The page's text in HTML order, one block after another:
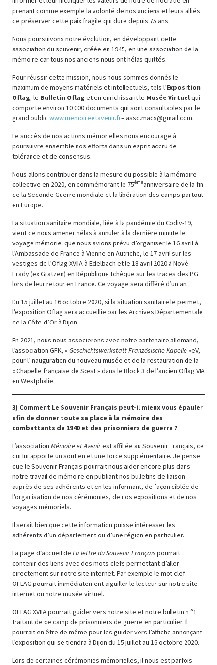
prenant comme exemple la volonté de nos anciens et leurs alliés
de préserver cette paix fragile qui dure depuis 75 ans.
Nous poursuivons notre évolution, en développant cette
association du souvenir, créée en 1945, en une association de la
mémoire car tous nos anciens nous ont hélas quittés.
Pour réussir cette mission, nous nous sommes donnés le
maximum de moyens matériels et intellectuels, tels l’Exposition
Oflag, le Bulletin Oflag et en enrichissant le Musée Virtuelqui
comporte environ 10 000 documents qui sont consultables par le
grand public www.memoireetavenir.fr–asso.macs@gmail.com.
Le succès de nos actions mémorielles nous encourage à
poursuivre ensemble nos efforts dans un esprit accru de
tolérance et de consensus.
Nous allons contribuer dans la mesure du possible à la mémoire
collective en 2020, en commémorant le 75èmeanniversaire de la fin
de la Seconde Guerre mondiale et la libération des camps partout
en Europe.
La situation sanitaire mondiale, liée à la pandémie du Codiv-19,
vient de nous amener hélas à annuler à la dernière minute le
voyage mémoriel que nous avions prévu d’organiser le 16 avril à
l’Ambassade de France à Vienne en Autriche, le 17 avril sur les
vestiges de l’Oflag XVIIA à Edelbach et le 18 avril 2020 à Nové
Hrady (ex Gratzen) en République tchèque sur les traces des PG
lors de leur retour en France. Ce voyage sera différé d’un an.
Du 15 juillet au 16 octobre 2020, si la situation sanitaire le permet,
l’exposition Oflag sera accueillie par les Archives Départementale
de la Côte-d’Or à Dijon.
En 2021, nous nous associerons avec notre partenaire allemand,
l’association GFK, « Geschichtswerkstatt Französische Kapelle »eV,
pour l’inauguration du nouveau musée et de la restauration de la
« Chapelle française de Sœst » dans le Block 3 de l’ancien Oflag VIA
en Westphalie.
3) Comment Le Souvenir Français peut-il mieux vous épauler
afin de donner toute sa place à la mémoire des
combattants de 1940 et des prisonniers de guerre ?
L’association Mémoire et Avenirest affiliée au Souvenir Français, ce
qui lui apporte un soutien et une force supplémentaire. Je pense
que le Souvenir Français pourrait nous aider encore plus dans
notre travail de mémoire en publiant nos bulletins de liaison
auprès de ses adhérents et en les informant, de façon ciblée de
l’organisation de nos cérémonies, de nos expositions et de nos
voyages mémoriels.
Il serait bien que cette information puisse intéresser les
adhérents d’un département ou d’une région en particulier.
La page d’accueil de La lettre du Souvenir Français pourrait
contenir des liens avec des mots-clefs permettant d’aller
directement sur notre site internet. Par exemple le mot clef
OFLAG pourrait immédiatement aiguiller le lecteur sur notre site
internet ou notre musée virtuel.
OFLAG XVIIA pourrait guider vers notre site et notre bulletin n °1
traitant de ce camp de prisonniers de guerre en particulier. Il
pourrait en être de même pour les guider vers l’affiche annonçant
l’exposition qui se tiendra à Dijon du 15 juillet au 16 octobre 2020.
Lors de certaines cérémonies mémorielles, il nous est parfois